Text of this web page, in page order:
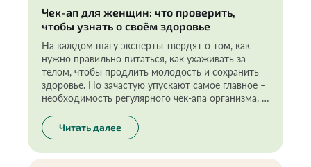
Чек-ап для женщин: что проверить,
чтобы узнать о своём здоровье
На каждом шагу эксперты твердят о том, как
нужно правильно питаться, как ухаживать за
телом, чтобы продлить молодость и сохранить
здоровье. Но зачастую упускают самое главное –
необходимость регулярного чек-апа организма. И
про ответственный и осознанный подход к
своему здоровью. Я давно выработала эту
полезную привычку, ведь предупреждён — значит
Читать далее